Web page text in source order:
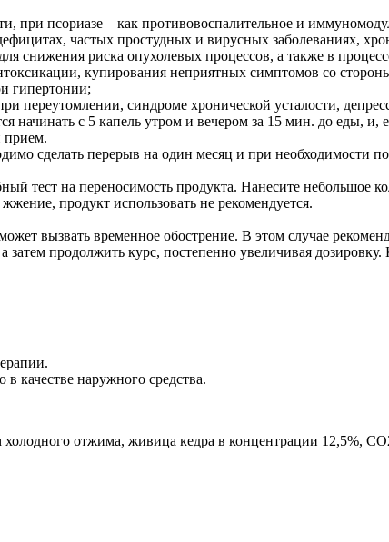
при псориазе – как противовоспалительное и
частых простудных и вирусных заболеваниях,
снижения риска опухолевых процессов, а также в
купирования неприятных симптомов со
гипертонии;
переутомлении, синдроме хронической усталости,
начинать с 5 капель утром и вечером за 15 мин. до еды, и,
прием.
сделать перерыв на один месяц и при необходимости
тест на переносимость продукта. Нанесите небольшое
продукт использовать не рекомендуется.
вызвать временное обострение. В этом случае
продолжить курс, постепенно увеличивая
качестве наружного средства.
отжима, живица кедра в концентрации 12,5%,